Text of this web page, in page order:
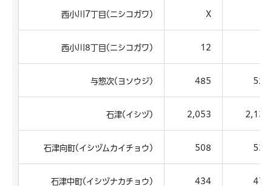
西小川7丁目(ニシコガワ) X
西小川8丁目(ニシコガワ) 12
与惣次(ヨソウジ) 485 525
石津(イシヅ) 2,053 2,139
石津向町(イシヅムカイチョウ) 508 536
石津中町(イシヅナカチョウ) 434 479